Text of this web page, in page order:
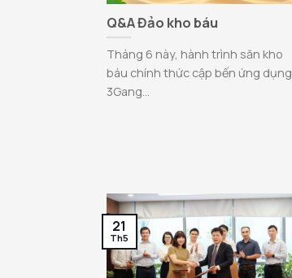
Q&A Đảo kho báu
Tháng 6 này, hành trình săn kho
báu chính thức cập bến ứng dụng
3Gang...
21
Th5